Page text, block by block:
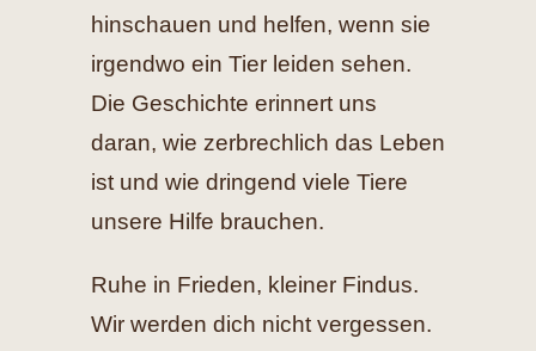
hinschauen und helfen, wenn sie
irgendwo ein Tier leiden sehen.
Die Geschichte erinnert uns
daran, wie zerbrechlich das Leben
ist und wie dringend viele Tiere
unsere Hilfe brauchen.
Ruhe in Frieden, kleiner Findus.
Wir werden dich nicht vergessen.